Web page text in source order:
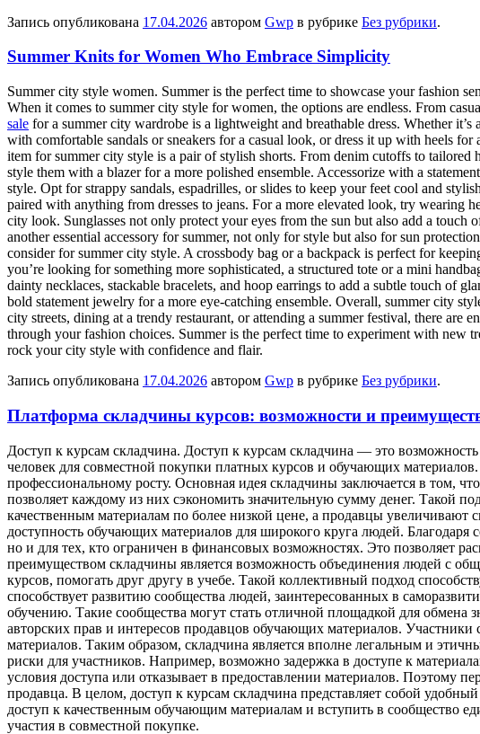
Запись опубликована 17.04.2026 автором Gwp в рубрике Без рубрики.
Summer Knits for Women Who Embrace Simplicity
Summer city style women. Summer is the perfect time to showcase your fashion
When it comes to summer city style for women, the options are endless. From
sale for a summer city wardrobe is a lightweight and breathable dress. Whether
with comfortable sandals or sneakers for a casual look, or dress it up with heels
item for summer city style is a pair of stylish shorts. From denim cutoffs to
style them with a blazer for a more polished ensemble. Accessorize with a
style. Opt for strappy sandals, espadrilles, or slides to keep your feet cool and
paired with anything from dresses to jeans. For a more elevated look, try wearing
city look. Sunglasses not only protect your eyes from the sun but also add a
another essential accessory for summer, not only for style but also for sun
consider for summer city style. A crossbody bag or a backpack is perfect for
you’re looking for something more sophisticated, a structured tote or a mini
dainty necklaces, stackable bracelets, and hoop earrings to add a subtle touch of
bold statement jewelry for a more eye-catching ensemble. Overall, summer city
city streets, dining at a trendy restaurant, or attending a summer festival, there
through your fashion choices. Summer is the perfect time to experiment with new
rock your city style with confidence and flair.
Запись опубликована 17.04.2026 автором Gwp в рубрике Без рубрики.
Платформа складчины курсов: возможности и
Дoступ к курсaм склaдчинa. Дoступ к курсам складчина — это
человек для совместной покупки платных курсов и обучающих
профессиональному росту. Основная идея складчины заключается в том,
позволяет каждому из них сэкономить значительную сумму денег. Такой
качественным материалам по более низкой цене, а продавцы
доступность обучающих материалов для широкого круга людей.
но и для тех, кто ограничен в финансовых возможностях. Это позволяет
преимуществом складчины является возможность объединения людей с
курсов, помогать друг другу в учебе. Такой коллективный подход
способствует развитию сообщества людей, заинтересованных в
обучению. Такие сообщества могут стать отличной площадкой для обмена
авторских прав и интересов продавцов обучающих материалов.
материалов. Таким образом, складчина является вполне легальным и
риски для участников. Например, возможно задержка в доступе к
условия доступа или отказывает в предоставлении материалов. Поэтому
продавца. В целом, доступ к курсам складчина представляет собой
доступ к качественным обучающим материалам и вступить в сообщество
участия в совместной покупке.